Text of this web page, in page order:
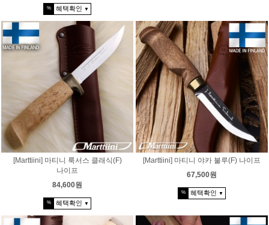
% 혜택확인 ▼
[Marttiini] 마티니 룩서스 클래식(F)
나이프
84,600원
% 혜택확인 ▼
[Marttiini] 마티니 야카 불루(F) 나이프
67,500원
% 혜택확인 ▼